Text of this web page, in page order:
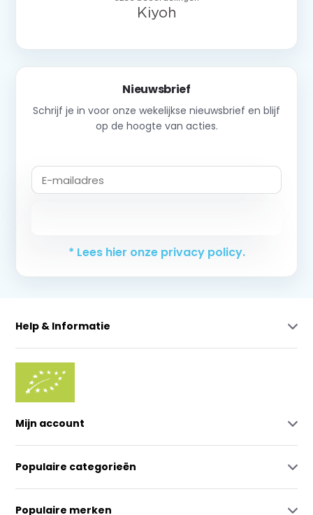
Nieuwsbrief
Schrijf je in voor onze wekelijkse nieuwsbrief en blijf
op de hoogte van acties.
* Lees hier onze privacy policy.
Help & Informatie
Mijn account
Populaire categorieën
Populaire merken